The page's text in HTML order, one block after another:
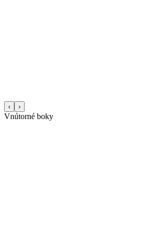
‹ ›
Vnútorné boky